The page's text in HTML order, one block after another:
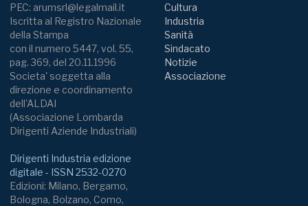
PEC: arumsrl@legalmail.it
Iscritta al Registro Nazionale
della Stampa
con il numero 5447, vol. 55,
pag. 369, del 20.11.1996
Societa' soggetta alla
direzione e coordinamento
dell'ALDAI
(Associazione Lombarda
Dirigenti Aziende Industriali)
Dirigenti Industria edizione
digitale - ISSN 2532-0270
Edizioni: Milano, Bergamo,
Bologna, Bolzano, Como,
Cultura
Industria
Sanità
Sindacato
Notizie
Associazione